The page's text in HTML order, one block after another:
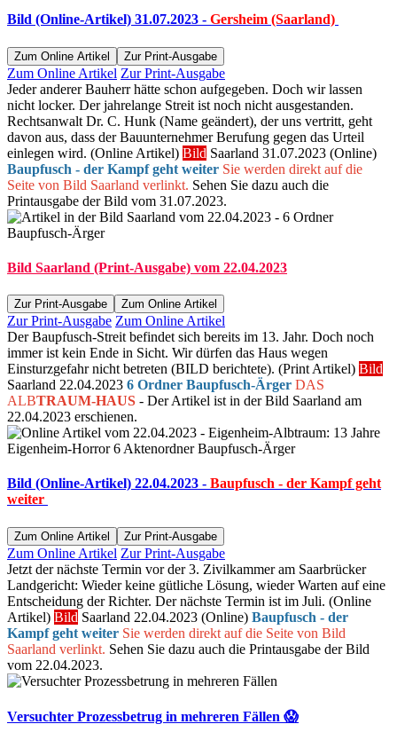
Bild (Online-Artikel) 31.07.2023 - Gersheim (Saarland)
Zum Online Artikel Zur Print-Ausgabe
Zum Online Artikel Zur Print-Ausgabe
Jeder anderer Bauherr hätte schon aufgegeben. Doch wir lassen
nicht locker. Der jahrelange Streit ist noch nicht ausgestanden.
Rechtsanwalt Dr. C. Hunk (Name geändert), der uns vertritt, geht
davon aus, dass der Bauunternehmer Berufung gegen das Urteil
einlegen wird. (Online Artikel) Bild Saarland 31.07.2023 (Online)
Baupfusch - der Kampf geht weiter Sie werden direkt auf die
Seite von Bild Saarland verlinkt. Sehen Sie dazu auch die
Printausgabe der Bild vom 31.07.2023.
Bild Saarland (Print-Ausgabe) vom 22.04.2023
Zur Print-Ausgabe Zum Online Artikel
Zur Print-Ausgabe Zum Online Artikel
Der Baupfusch-Streit befindet sich bereits im 13. Jahr. Doch noch
immer ist kein Ende in Sicht. Wir dürfen das Haus wegen
Einsturzgefahr nicht betreten (BILD berichtete). (Print Artikel) Bild
Saarland 22.04.2023 6 Ordner Baupfusch-Ärger DAS
ALBTRAUM-HAUS - Der Artikel ist in der Bild Saarland am
22.04.2023 erschienen.
Bild (Online-Artikel) 22.04.2023 - Baupfusch - der Kampf geht
weiter
Zum Online Artikel Zur Print-Ausgabe
Zum Online Artikel Zur Print-Ausgabe
Jetzt der nächste Termin vor der 3. Zivilkammer am Saarbrücker
Landgericht: Wieder keine gütliche Lösung, wieder Warten auf eine
Entscheidung der Richter. Der nächste Termin ist im Juli. (Online
Artikel) Bild Saarland 22.04.2023 (Online) Baupfusch - der
Kampf geht weiter Sie werden direkt auf die Seite von Bild
Saarland verlinkt. Sehen Sie dazu auch die Printausgabe der Bild
vom 22.04.2023.
Versuchter Prozessbetrug in mehreren Fällen 😱